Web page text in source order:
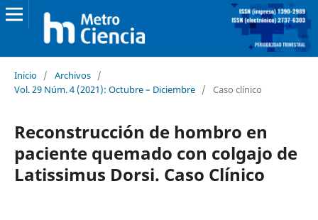
Inicio / Archivos /
Vol. 29 Núm. 4 (2021): Octubre – Diciembre / Caso clínico
Reconstrucción de hombro en
paciente quemado con colgajo de
Latissimus Dorsi. Caso Clínico